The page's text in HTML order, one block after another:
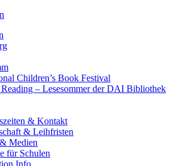
Children’s Book Festival
Reading – Lesesommer der DAI Bibliothek
& Kontakt
& Leihfristen
Medien
für Schulen
Info